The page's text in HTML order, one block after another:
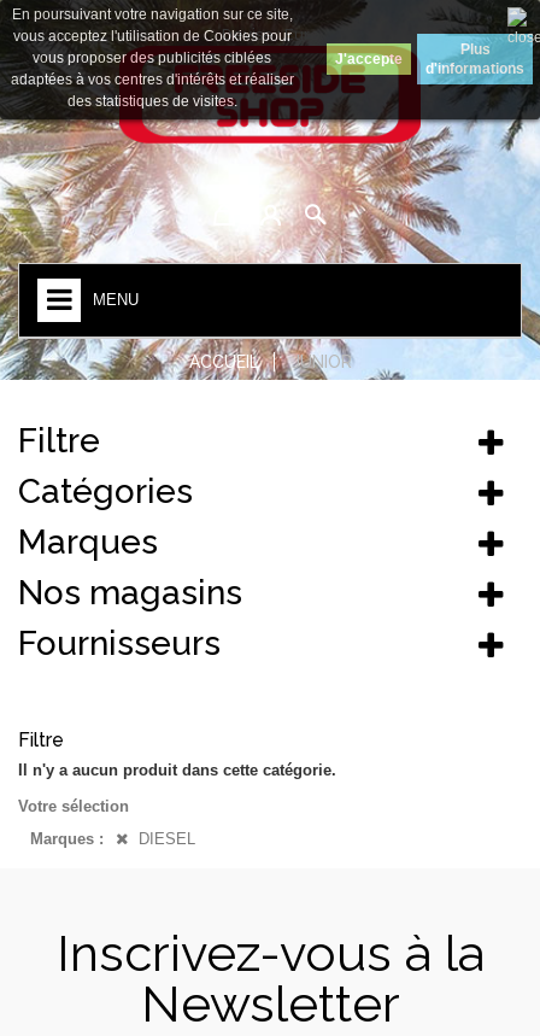
Devise : Euro
MENU
En poursuivant votre navigation sur ce site,
vous acceptez l'utilisation de Cookies pour
vous proposer des publicités ciblées
adaptées à vos centres d'intérêts et réaliser
des statistiques de visites.
J'accepte
Plus
d'informations
ACCUEIL JUNIOR
Filtre
Catégories
Marques
Nos magasins
Fournisseurs
Filtre
Il n'y a aucun produit dans cette catégorie.
Votre sélection
Marques :
DIESEL
Inscrivez-vous à la
Newsletter